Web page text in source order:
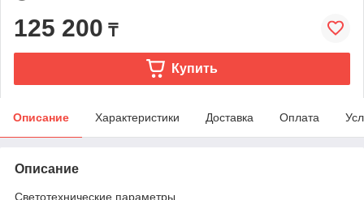
125 200 ₸
Купить
Описание Характеристики Доставка Оплата
Описание
Светотехнические параметры